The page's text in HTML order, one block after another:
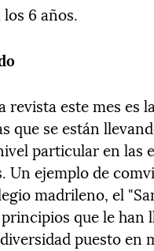
6 años.
revista este mes es
que se están
particular en las
Un ejemplo de
madrileno, el
que le han
puesto en